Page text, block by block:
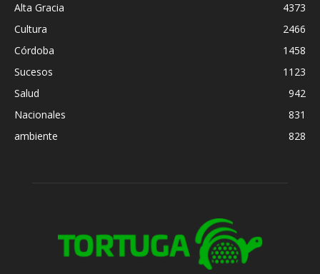
Alta Gracia
4373
Cultura
2466
Córdoba
1458
Sucesos
1123
Salud
942
Nacionales
831
ambiente
828